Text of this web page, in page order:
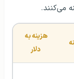
می‌کنند.
دلار